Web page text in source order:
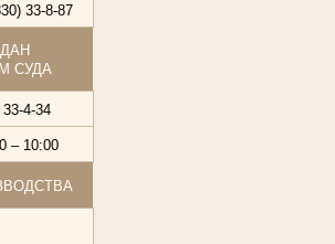
33-8-87
СУДА
4-34
– 10:00